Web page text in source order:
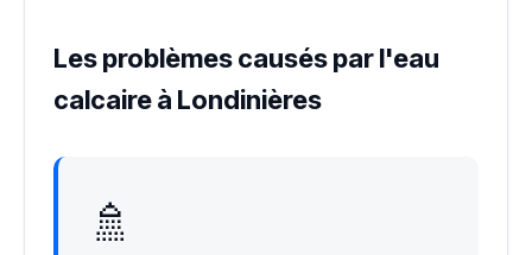
Les problèmes causés par l'eau
calcaire à Londinières
🚿